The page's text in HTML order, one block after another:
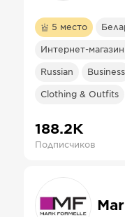
5 место
Интернет-
Russian Business
Clothing & Outfits
188.2К
Подписчиков